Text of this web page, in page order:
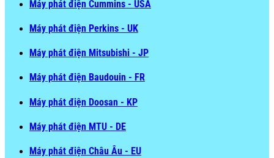
Máy phát điện Cummins - USA
Máy phát điện Perkins - UK
Máy phát điện Mitsubishi - JP
Máy phát điện Baudouin - FR
Máy phát điện Doosan - KP
Máy phát điện MTU - DE
Máy phát điện Châu Âu - EU